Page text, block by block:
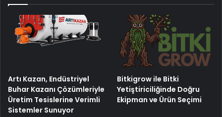
Artı Kazan, Endüstriyel
Buhar Kazanı Çözümleriyle
Üretim Tesislerine Verimli
Sistemler Sunuyor
Bitkigrow ile Bitki
Yetiştiriciliğinde Doğru
Ekipman ve Ürün Seçimi